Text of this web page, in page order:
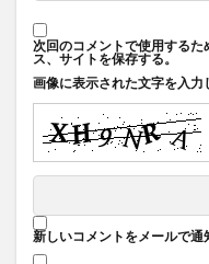
次回のコメントで使用する
ス、サイトを保存する。
画像に表示された文字を入力
新しいコメントをメールで通